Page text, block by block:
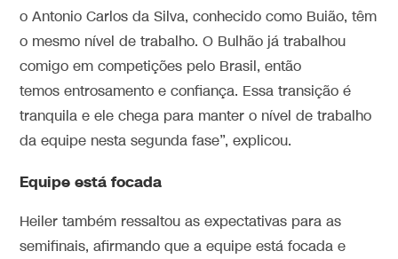
o Antonio Carlos da Silva, conhecido como Buião, têm
o mesmo nível de trabalho. O Bulhão já trabalhou
comigo em competições pelo Brasil, então
temos entrosamento e confiança. Essa transição é
tranquila e ele chega para manter o nível de trabalho
da equipe nesta segunda fase”, explicou.
Equipe está focada
Heiler também ressaltou as expectativas para as
semifinais, afirmando que a equipe está focada e